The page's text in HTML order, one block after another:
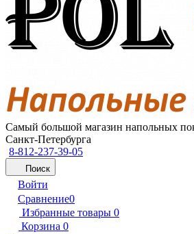
Самый большой магазин напольных
Санкт-Петербурга
8-812-237-39-05
Поиск
Войти
Сравнение0
Избранные товары 0
Корзина 0